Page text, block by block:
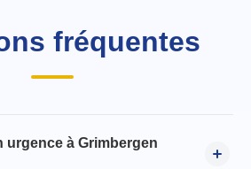
fréquentes
urgence à Grimbergen